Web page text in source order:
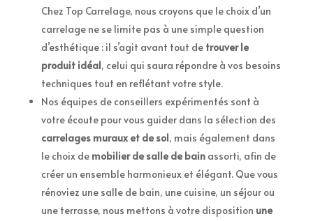
Chez Top Carrelage, nous croyons que le choix d’un
carrelage ne se limite pas à une simple question
d’esthétique : il s’agit avant tout de trouver le
produit idéal, celui qui saura répondre à vos besoins
techniques tout en reflétant votre style.
Nos équipes de conseillers expérimentés sont à
votre écoute pour vous guider dans la sélection des
carrelages muraux et de sol, mais également dans
le choix de mobilier de salle de bainassorti, afin de
créer un ensemble harmonieux et élégant. Que vous
rénoviez une salle de bain, une cuisine, un séjour ou
une terrasse, nous mettons à votre disposition une